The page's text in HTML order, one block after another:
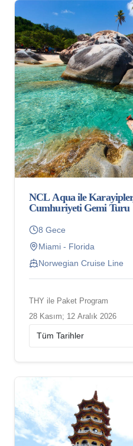
NCL Aqua ile
Cumhuriyeti Gemi Turu
8 Gece
Miami - Florida
Norwegian Cruise Line
THY ile Paket Program
28 Kasım; 12 Aralık 2026